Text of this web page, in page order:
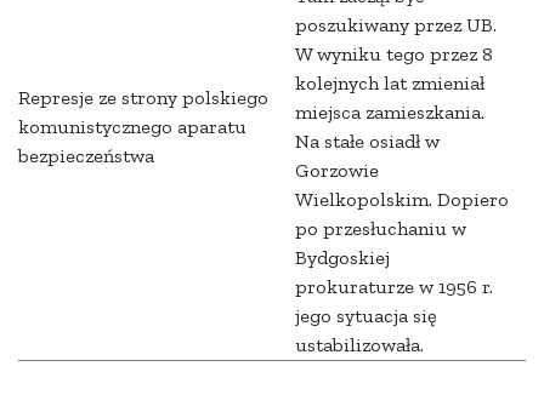
Represje ze strony polskiego
komunistycznego aparatu
bezpieczeństwa
poszukiwany przez UB.
W wyniku tego przez 8
kolejnych lat zmieniał
miejsca zamieszkania.
Na stałe osiadł w
Gorzowie
Wielkopolskim. Dopiero
po przesłuchaniu w
Bydgoskiej
prokuraturze w 1956 r.
jego sytuacja się
ustabilizowała.